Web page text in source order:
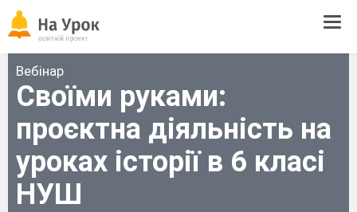
Вебінар
Своїми руками:
проєктна діяльність на
уроках історії в 6 класі
НУШ